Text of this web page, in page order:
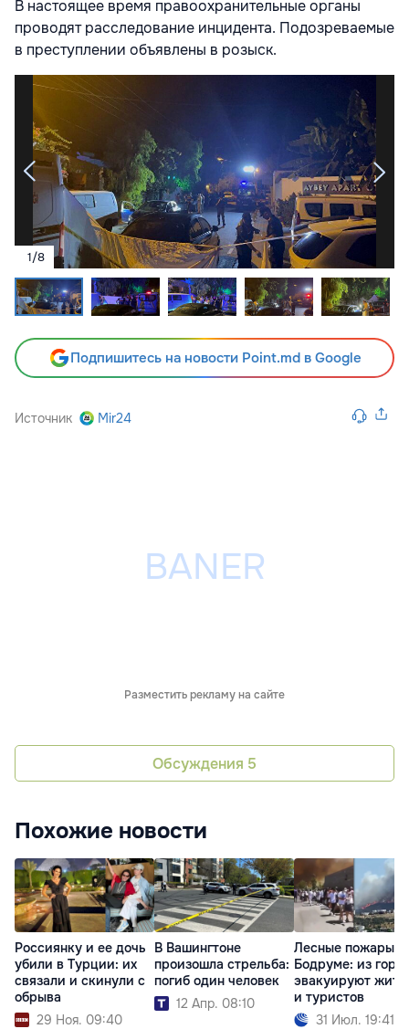
В настоящее время правоохранительные органы
проводят расследование инцидента. Подозреваемые
в преступлении объявлены в розыск.
1/8
Подпишитесь на новости Point.md в Google
Источник Mir24
Разместить рекламу на сайте
Обсуждения 5
Похожие новости
Россиянку и ее дочь
убили в Турции: их
связали и скинули с
обрыва
29 Ноя. 09:40
В Вашингтоне
произошла стрельба:
погиб один человек
12 Апр. 08:10
Лесные пожары в
Бодруме: из
эвакуируют
и туристов
31 Июл. 19:41